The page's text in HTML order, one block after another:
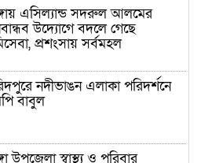
এসিল্যান্ড সদরুল আলমের
উদ্যোগে বদলে গেছে
প্রশংসায় সর্বমহল
নদীভাঙন এলাকা পরিদর্শনে
বাবুল
উপজেলা স্বাস্থ্য ও পরিবার